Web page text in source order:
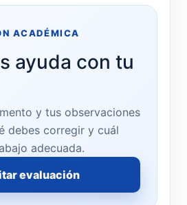
ACADÉMICA
ayuda con tu
y tus observaciones
debes corregir y cuál
adecuada.
evaluación